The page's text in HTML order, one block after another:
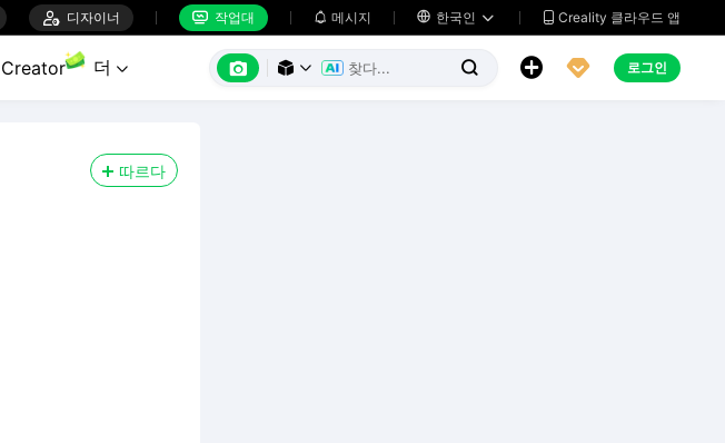
 디자이너  작업대  메시지  한국인   Creality 클라우드 앱
Creator 더        로그인
따르다